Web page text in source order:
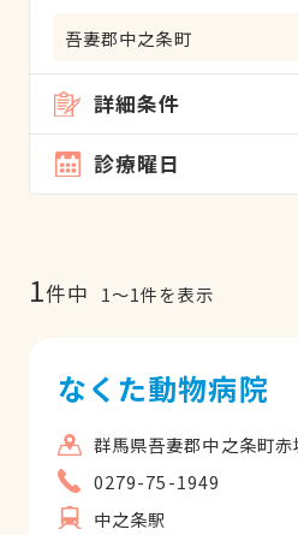
吾妻郡中之条町
詳細条件
診療曜日
1件中 1〜1件を表示
なくた動物病院
群馬県吾妻郡中之条町
0279-75-1949
中之条駅